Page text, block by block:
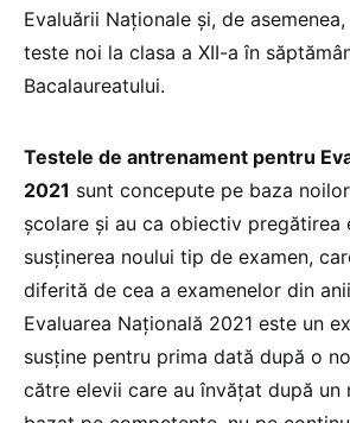
Evaluării Naționale și, de
teste noi la clasa a XII-a în
Bacalaureatului.
Testele de antrenament pentru
2021 sunt concepute pe baza
școlare și au ca obiectiv pregătirea
susținerea noului tip de examen,
diferită de cea a examenelor din
Evaluarea Națională 2021 este un
susține pentru prima dată după o
către elevii care au învățat după un